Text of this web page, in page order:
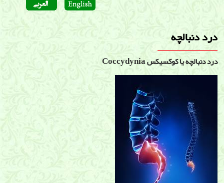
درد دنبالچه
درد دنبالچه یا کوکسیکس Coccydynia